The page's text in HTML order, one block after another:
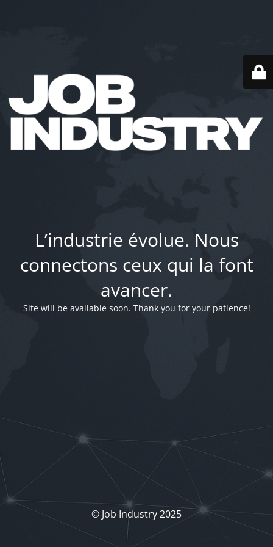
L’industrie évolue. Nous
connectons ceux qui la font
avancer.
Site will be available soon. Thank you for your patience!
© Job Industry 2025